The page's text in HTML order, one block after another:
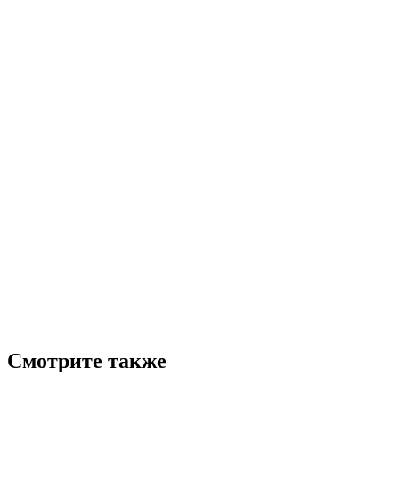
Смотрите также